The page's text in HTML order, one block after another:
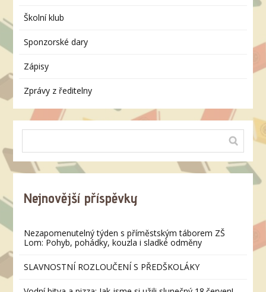
Školní klub
Sponzorské dary
Zápisy
Zprávy z ředitelny
Nejnovější příspěvky
Nezapomenutelný týden s příměstským táborem ZŠ
Lom: Pohyb, pohádky, kouzla i sladké odměny
SLAVNOSTNÍ ROZLOUČENÍ S PŘEDŠKOLÁKY